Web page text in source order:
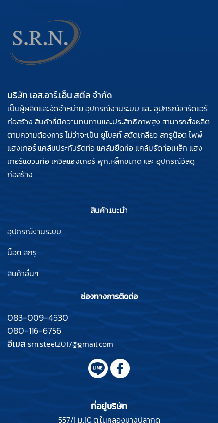
บริษัท เอส.อาร์.เอ็น สตีล จำกัด
เป็นผู้ผลิตและจัดจำหน่าย อุปกรณ์งานระบบ และ อุปกรณ์ฮาร์ดแวร์
ก่อสร้าง สินค้าที่มีความทนทานและประสิทธิภาพสูง สามารถสั่งผลิต
ตามความต้องการ ไม่ว่าจะเป็น ยูโบลท์ สตัดเกลียว สกรูน็อต ไพพ์
แฮงเกอร์ แคล้มประกับรัดท่อ แคล้มยึดท่อ แคล้มรัดท่อเหล็ก แฮง
เกอร์แขวนท่อ เควิสแฮงเกอร์ พุกเหล็กขนาด และ อุปกรณ์วัสดุ
ก่อสร้าง
สินค้าแนะนำ
อุปกรณ์งานระบบ
น็อต สกรู
สินค้าอื่นๆ
ช่องทางการติดต่อ
083-009-4630
080-116-6756
อีเมล srn.steel2017@gmail.com
ที่อยู่บริษัท
557/1 ม.10 ต.ในคลองบางปลากด